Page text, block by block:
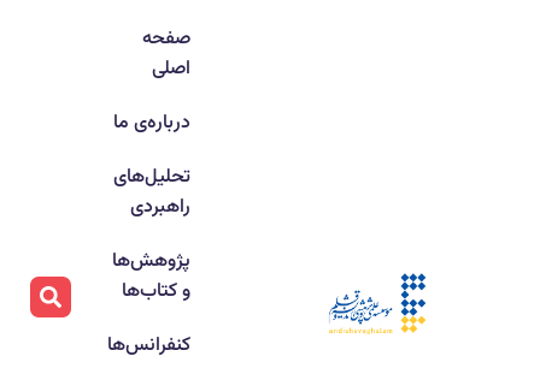
صفحه
اصلی
درباره‌ی ما
تحلیل‌های
راهبردی
پژوهش‌ها
و کتاب‌ها
کنفرانس‌ها